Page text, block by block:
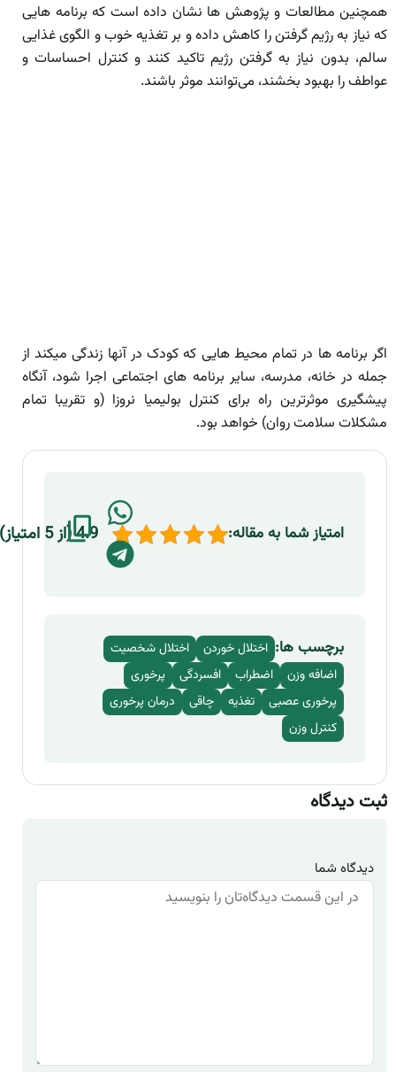
همچنین مطالعات و پژوهش ­ها نشان داده است که برنامه هایی
که نیاز به رژیم گرفتن را کاهش داده و بر تغذیه خوب و الگوی غذایی
سالم، بدون نیاز به گرفتن رژیم تاکید کنند و کنترل احساسات و
عواطف را بهبود بخشند، می‌توانند موثر باشند.
اگر برنامه­ ها در تمام محیط ­هایی که کودک در آن­ها زندگی می­کند از
جمله در خانه، مدرسه، سایر برنامه­ های اجتماعی اجرا شود، آنگاه
پیشگیری موثرترین راه برای کنترل بولیمیا نروزا (و تقریبا تمام
مشکلات سلامت روان) خواهد بود.
امتیاز شما به مقاله: 4.9 (از 5 امتیاز)
برچسب ها: اختلال خوردن
اختلال شخصیت
اضافه وزن
اضطراب افسردگی
پرخوری
پرخوری عصبی
تغذیه چاقی
درمان پرخوری
کنترل وزن
ثبت دیدگاه
دیدگاه شما